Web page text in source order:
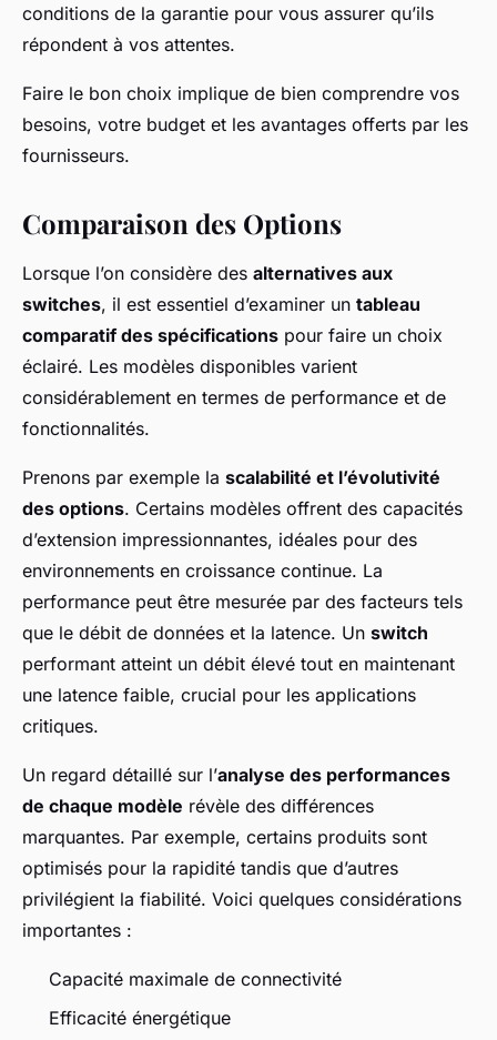
conditions de la garantie pour vous assurer qu’ils
répondent à vos attentes.
Faire le bon choix implique de bien comprendre vos
besoins, votre budget et les avantages offerts par les
fournisseurs.
Comparaison des Options
Lorsque l’on considère des alternatives aux
switches, il est essentiel d’examiner un tableau
comparatif des spécifications pour faire un choix
éclairé. Les modèles disponibles varient
considérablement en termes de performance et de
fonctionnalités.
Prenons par exemple la scalabilité et l’évolutivité
des options. Certains modèles offrent des capacités
d’extension impressionnantes, idéales pour des
environnements en croissance continue. La
performance peut être mesurée par des facteurs tels
que le débit de données et la latence. Un switch
performant atteint un débit élevé tout en maintenant
une latence faible, crucial pour les applications
critiques.
Un regard détaillé sur l’analyse des performances
de chaque modèle révèle des différences
marquantes. Par exemple, certains produits sont
optimisés pour la rapidité tandis que d’autres
privilégient la fiabilité. Voici quelques considérations
importantes :
Capacité maximale de connectivité
Efficacité énergétique